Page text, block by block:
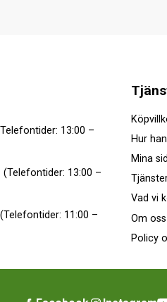
13:00 –
(Telefontider: 13:00 –
11:00 –
Hur
Mina
Vad vi
Om oss
Policy